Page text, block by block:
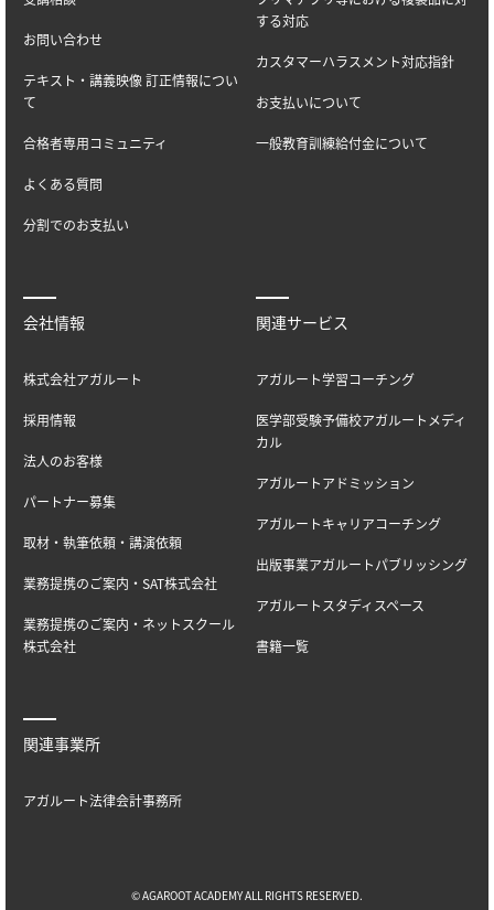
お問い合わせ
テキスト・講義映像 訂正情報につい
て
合格者専用コミュニティ
よくある質問
分割でのお支払い
する対応
カスタマーハラスメント対応指針
お支払いについて
一般教育訓練給付金について
会社情報
株式会社アガルート
採用情報
法人のお客様
パートナー募集
取材・執筆依頼・講演依頼
業務提携のご案内・SAT株式会社
業務提携のご案内・ネットスクール
株式会社
関連サービス
アガルート学習コーチング
医学部受験予備校アガルートメディ
カル
アガルートアドミッション
アガルートキャリアコーチング
出版事業アガルートパブリッシング
アガルートスタディスペース
書籍一覧
関連事業所
アガルート法律会計事務所
© AGAROOT ACADEMY ALL RIGHTS RESERVED.